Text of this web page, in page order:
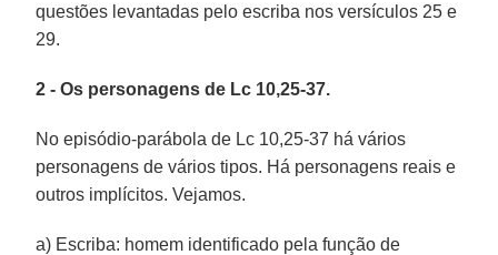
questões levantadas pelo escriba nos versículos 25 e
29.
2 - Os personagens de Lc 10,25-37.
No episódio-parábola de Lc 10,25-37 há vários
personagens de vários tipos. Há personagens reais e
outros implícitos. Vejamos.
a) Escriba: homem identificado pela função de